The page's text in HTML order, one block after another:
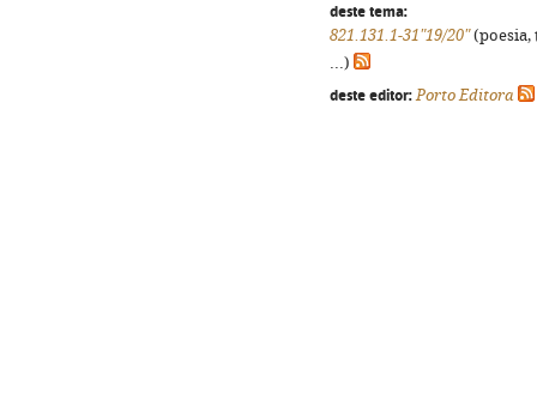
deste tema:
821.131.1-31"19/20"(poesia,
...)
deste editor: Porto Editora